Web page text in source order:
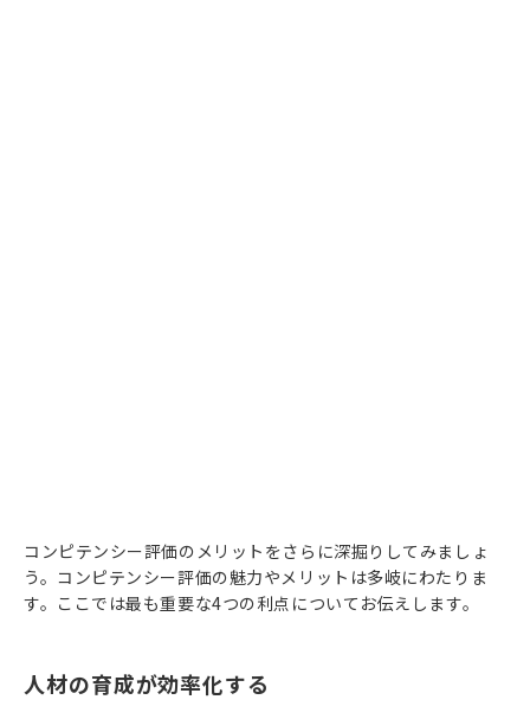
コンピテンシー評価のメリットをさらに深掘りしてみましょ
う。コンピテンシー評価の魅力やメリットは多岐にわたりま
す。ここでは最も重要な4つの利点についてお伝えします。
人材の育成が効率化する